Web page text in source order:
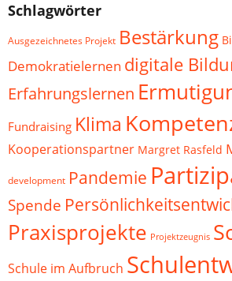
Schlagwörter
Ausgezeichnetes Projekt Bestärkung
Demokratielernen digitale
Erfahrungslernen
Fundraising Klima
Kooperationspartner Margret Rasfeld
development Pandemie
Spende
Praxisprojekte Projektzeugnis
Schule im Aufbruch